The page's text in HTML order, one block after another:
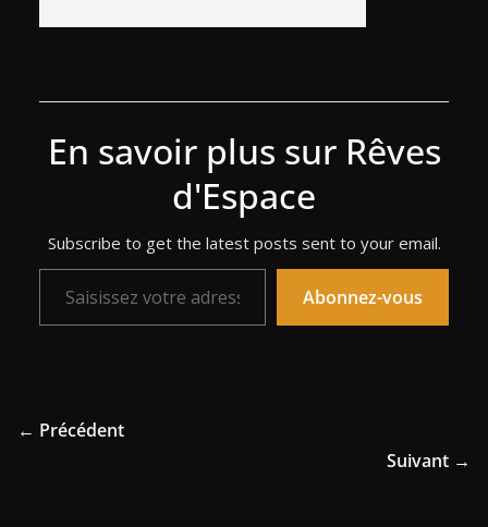
En savoir plus sur Rêves
d'Espace
Subscribe to get the latest posts sent to your email.
Saisissez votre adresse e-mail…
Abonnez-vous
← Précédent
Suivant →